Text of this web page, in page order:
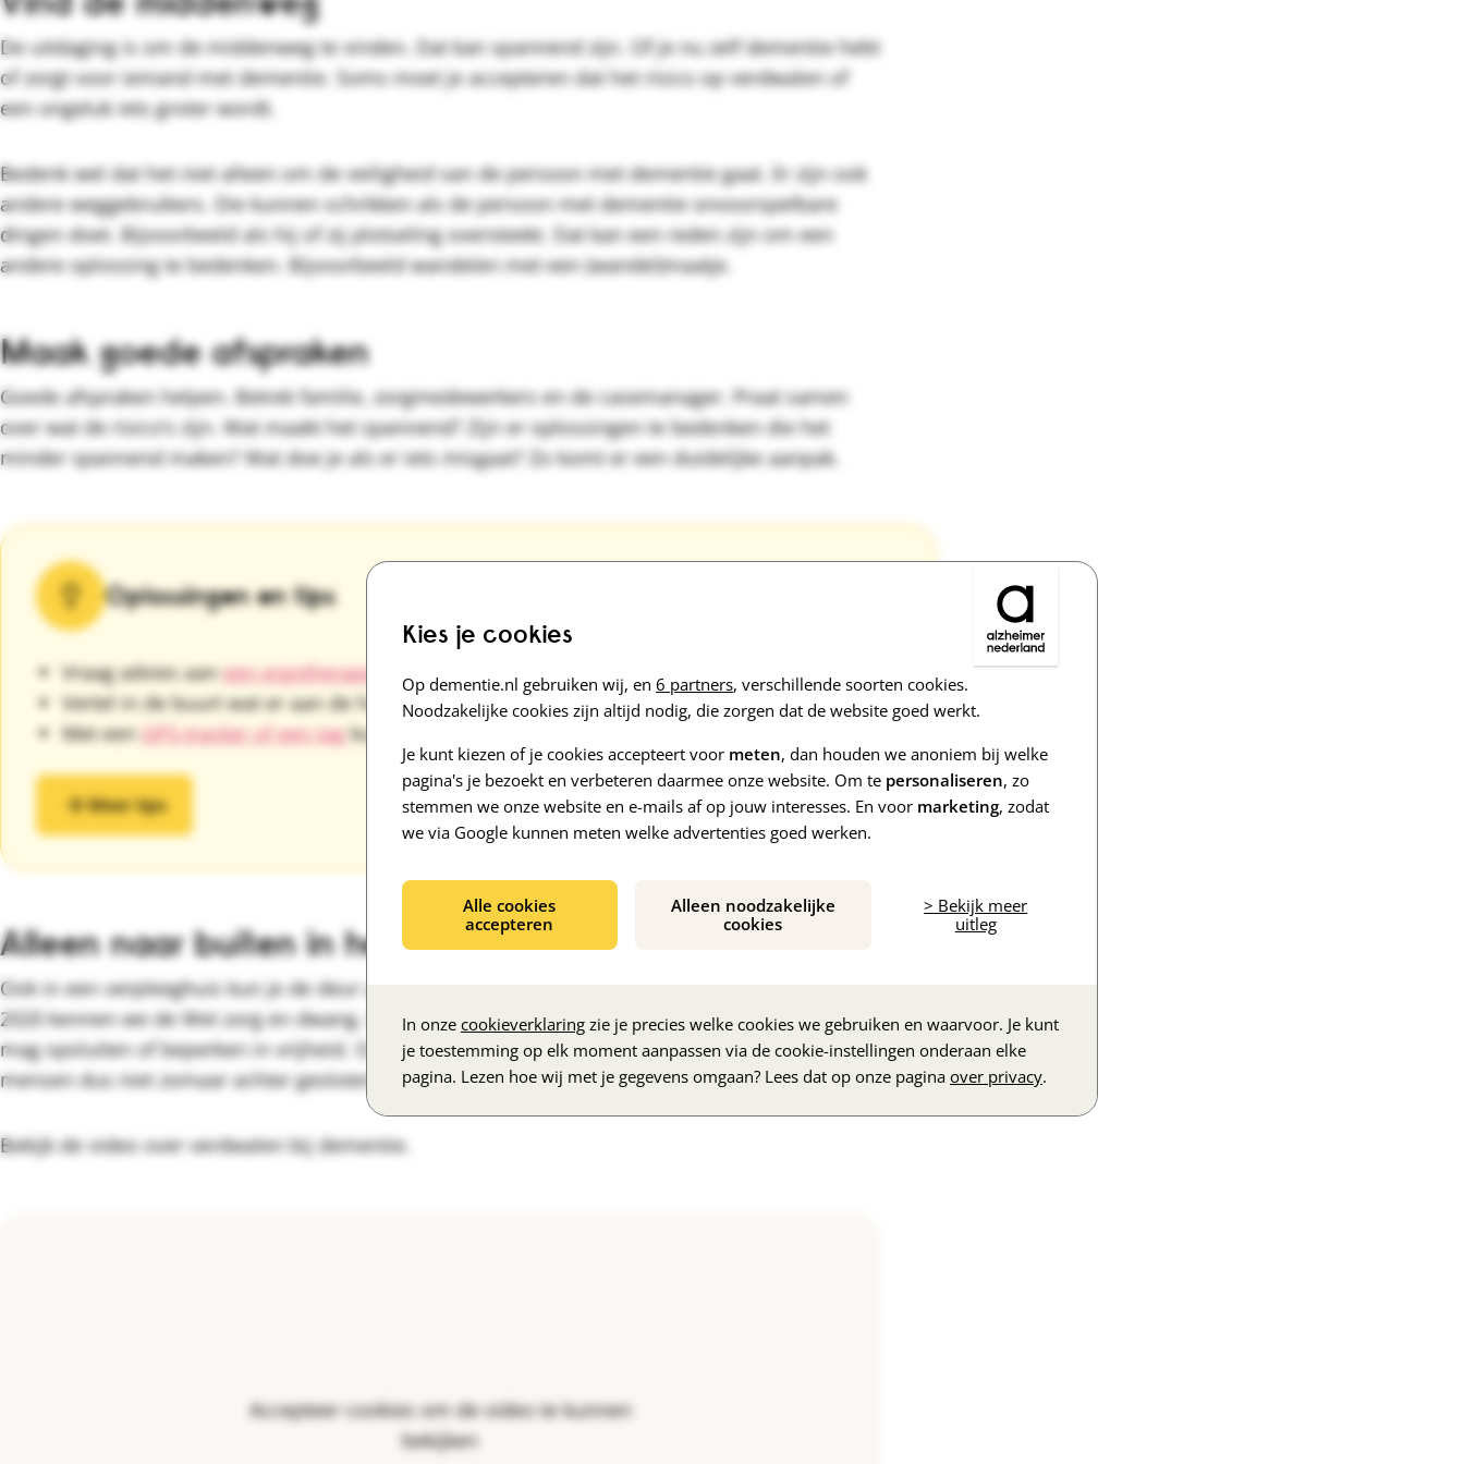
Kies je cookies
Op dementie.nl gebruiken wij, en 6 partners, verschillende soorten cookies.
Noodzakelijke cookies zijn altijd nodig, die zorgen dat de website goed werkt.
Je kunt kiezen of je cookies accepteert voor meten, dan houden we anoniem bij welke
pagina's je bezoekt en verbeteren daarmee onze website. Om te personaliseren, zo
stemmen we onze website en e-mails af op jouw interesses. En voor marketing, zodat
we via Google kunnen meten welke advertenties goed werken.
Alle cookies
accepteren
Alleen noodzakelijke
cookies
> Bekijk meer
uitleg
In onze cookieverklaring zie je precies welke cookies we gebruiken en waarvoor. Je kunt
je toestemming op elk moment aanpassen via de cookie-instellingen onderaan elke
pagina. Lezen hoe wij met je gegevens omgaan? Lees dat op onze pagina over privacy.
De uitdaging is om de middenweg te vinden. Dat kan spannend zijn. Of je nu zelf dementie hebt
of zorgt voor iemand met dementie. Soms moet je accepteren dat het risico op verdwalen of
een ongeluk iets groter wordt.
Bedenk wel dat het niet alleen om de veiligheid van de persoon met dementie gaat. Er zijn ook
andere weggebruikers. Die kunnen schrikken als de persoon met dementie onvoorspelbare
dingen doet. Bijvoorbeeld als hij of zij plotseling oversteekt. Dat kan een reden zijn om een
andere oplossing te bedenken. Bijvoorbeeld wandelen met een (wandel)maatje.
Maak goede afspraken
Goede afspraken helpen. Betrek familie, zorgmedewerkers en de casemanager. Praat samen
over wat de risico’s zijn. Wat maakt het spannend? Zijn er oplossingen te bedenken die het
minder spannend maken? Wat doe je als er iets misgaat? Zo komt er een duidelijke aanpak.
Oplossingen en tips
Vraag advies aaneen ergotherapeut
, die helpt je (nieuwe) wandelroutes te leren.
Vertel in de buurt wat er aan de hand is.
Met eenGPS-tracker of een tagkun je op je telefoon zien waar de ander is.
Meer tips
Alleen naar buiten in het verpleeghuis
Ook in een verpleeghuis kun je de deur uitlopen voor een wandeling of een boodschap. Sinds
2020 kennen we de Wet zorg en dwang. Deze wet zegt dat je iemand met dementie niet zomaar
mag opsluiten of beperken in vrijheid. Ook in het verpleeghuis of in een zorginstelling mogen
mensen dus niet zomaar achter gesloten deuren worden gezet. Dit heet het opendeurenbeleid.
Bekijk de video over verdwalen bij dementie.
Accepteer cookies om de video te kunnen
bekijken